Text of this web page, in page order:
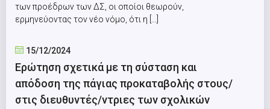
των προέδρων των ΔΣ, οι οποίοι θεωρούν,
ερμηνεύοντας τον νέο νόμο, ότι η [...]
15/12/2024
Ερώτηση σχετικά με τη σύσταση και
απόδοση της πάγιας προκαταβολής στους/
στις διευθυντές/ντριες των σχολικών